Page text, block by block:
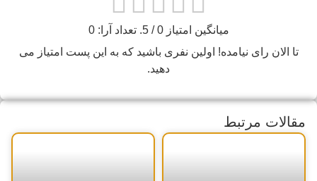
میانگین امتیاز0/ 5. تعداد آرا:
0
تا الان رای نیامده! اولین نفری باشید که به این پست امتیاز می
دهید.
مقالات مرتبط